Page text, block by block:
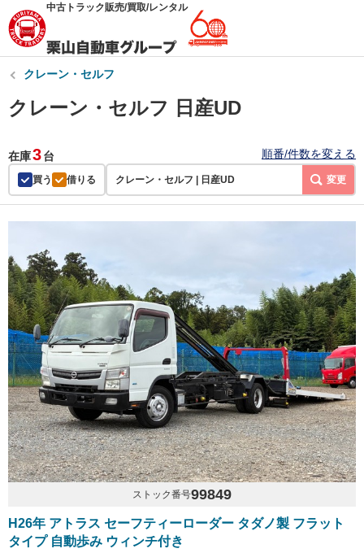
中古トラック販売/買取/レンタル
クレーン・セルフ
クレーン・セルフ 日産UD
在庫3台 順番/件数を変える
買う 借りる クレーン・セルフ | 日産UD 変更
ストック番号99849
H26年 アトラス セーフティーローダー タダノ製 フラット
タイプ 自動歩み ウィンチ付き